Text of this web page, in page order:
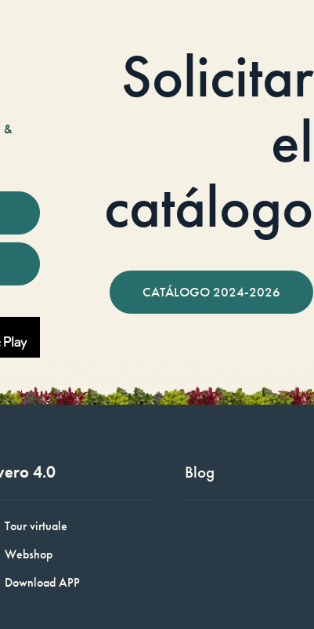
&
Solicitar
el
catálogo
CATÁLOGO 2024-2026
4.0
Tour virtuale
Webshop
Download APP
Blog